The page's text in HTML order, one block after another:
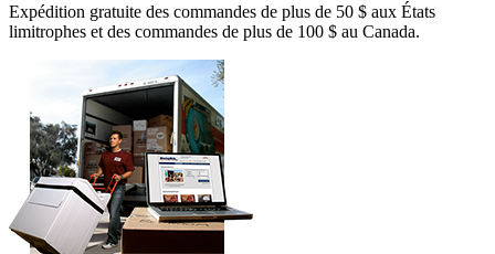
Expédition gratuite des commandes de plus de 50 $ aux États
limitrophes et des commandes de plus de 100 $ au Canada.